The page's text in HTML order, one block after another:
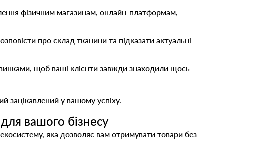
фізичним магазинам, онлайн-платформам,
про склад тканини та підказати актуальні
щоб ваші клієнти завжди знаходили щось
зацікавлений у вашому успіху.
вашого бізнесу
яка дозволяє вам отримувати товари без